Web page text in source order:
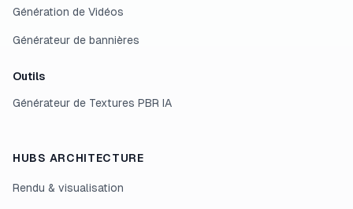
Génération de Vidéos
Générateur de bannières
Outils
Générateur de Textures PBR IA
HUBS ARCHITECTURE
Rendu & visualisation